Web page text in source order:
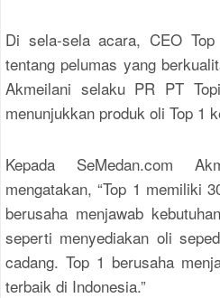
Di sela-sela acara, CEO
tentang pelumas yang
Akmeilani selaku PR PT
menunjukkan produk oli Top 1
Kepada SeMedan.com
mengatakan, “Top 1 memiliki
berusaha menjawab
seperti menyediakan oli
cadang. Top 1 berusaha
terbaik di Indonesia.”